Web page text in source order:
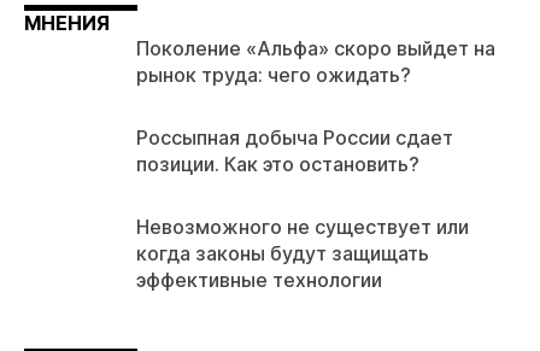
МНЕНИЯ
Поколение «Альфа» скоро выйдет на
рынок труда: чего ожидать?
Россыпная добыча России сдает
позиции. Как это остановить?
Невозможного не существует или
когда законы будут защищать
эффективные технологии